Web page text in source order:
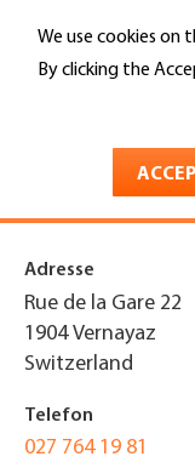
We use cookies on
By clicking the
main
Borgeat
Adresse
Rue de la Gare 22
1904 Vernayaz
Switzerland
Telefon
027 764 19 81